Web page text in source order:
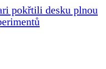
pokřtili desku plnou